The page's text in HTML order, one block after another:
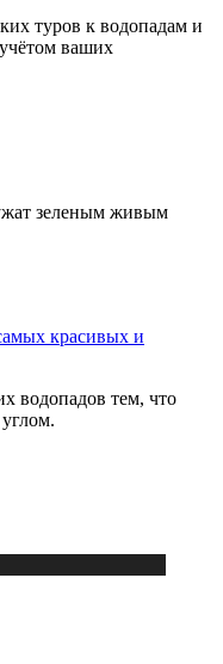
туров к водопадам и
ваших
зеленым живым
красивых и
водопадов тем, что